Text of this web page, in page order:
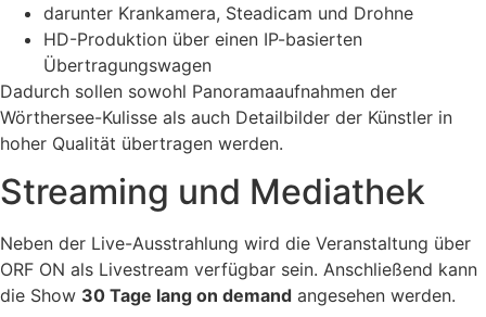
darunter Krankamera, Steadicam und Drohne
HD-Produktion über einen IP-basierten
Übertragungswagen
Dadurch sollen sowohl Panoramaaufnahmen der
Wörthersee-Kulisse als auch Detailbilder der Künstler in
hoher Qualität übertragen werden.
Streaming und Mediathek
Neben der Live-Ausstrahlung wird die Veranstaltung über
ORF ON als Livestream verfügbar sein. Anschließend kann
die Show 30 Tage lang on demand angesehen werden.